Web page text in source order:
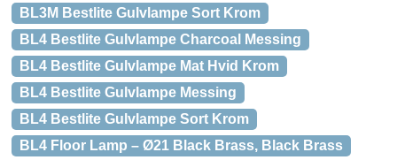
BL3M Bestlite Gulvlampe Sort Krom
BL4 Bestlite Gulvlampe Charcoal Messing
BL4 Bestlite Gulvlampe Mat Hvid Krom
BL4 Bestlite Gulvlampe Messing
BL4 Bestlite Gulvlampe Sort Krom
BL4 Floor Lamp – Ø21 Black Brass, Black Brass